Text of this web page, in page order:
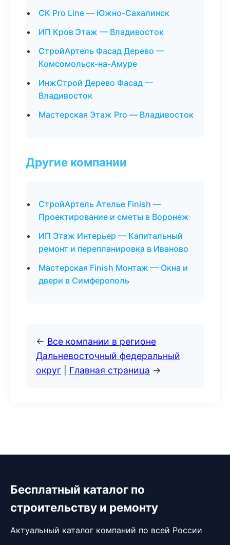
СК Pro Line — Южно-Сахалинск
ИП Кров Этаж — Владивосток
СтройАртель Фасад Дерево —
Комсомольск-на-Амуре
ИнжСтрой Дерево Фасад —
Владивосток
Мастерская Этаж Pro — Владивосток
Другие компании
СтройАртель Ателье Finish —
Проектирование и сметы в Воронеж
ИП Этаж Интерьер — Капитальный
ремонт и перепланировка в Иваново
Мастерская Finish Монтаж — Окна и
двери в Симферополь
← Все компании в регионе
Дальневосточный федеральный
округ
Главная страница →
Бесплатный каталог по
строительству и ремонту
Актуальный каталог компаний по всей России